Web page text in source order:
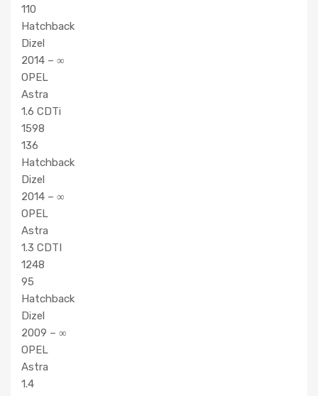
110
Hatchback
Dizel
2014 – ∞
OPEL
Astra
1.6 CDTi
1598
136
Hatchback
Dizel
2014 – ∞
OPEL
Astra
1.3 CDTI
1248
95
Hatchback
Dizel
2009 – ∞
OPEL
Astra
1.4